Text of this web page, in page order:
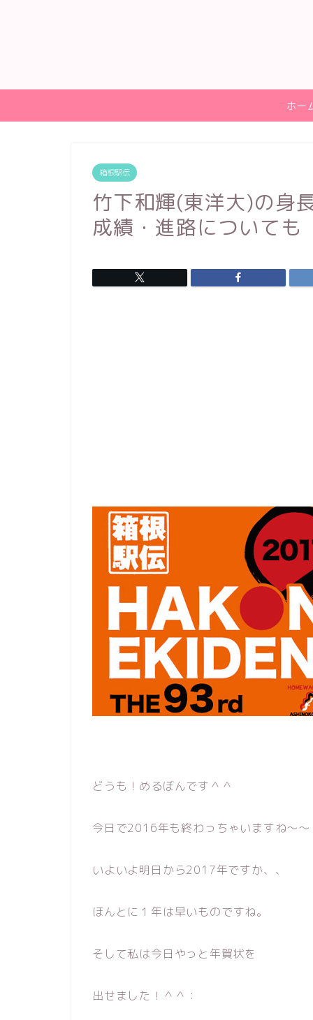
ホー
箱根駅伝
竹下和輝(東洋大)の身
成績・進路についても
どうも！めるぼんです＾＾
今日で2016年も終わっちゃいますね〜〜
いよいよ明日から2017年ですか、、
ほんとに１年は早いものですね。
そして私は今日やっと年賀状を
出せました！＾＾：